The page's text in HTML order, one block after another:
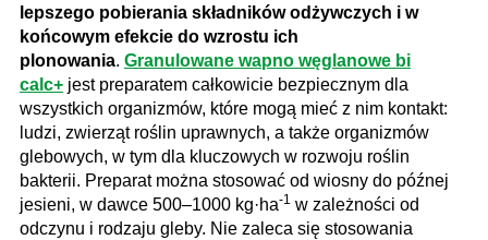
lepszego pobierania składników odżywczych i w
końcowym efekcie do wzrostu ich
plonowania. Granulowane wapno węglanowe bi
calc+ jest preparatem całkowicie bezpiecznym dla
wszystkich organizmów, które mogą mieć z nim kontakt:
ludzi, zwierząt roślin uprawnych, a także organizmów
glebowych, w tym dla kluczowych w rozwoju roślin
bakterii. Preparat można stosować od wiosny do późnej
jesieni, w dawce 500–1000 kg·ha-1 w zależności od
odczynu i rodzaju gleby. Nie zaleca się stosowania